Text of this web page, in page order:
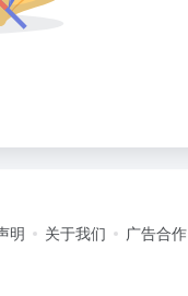
明 关于我们 广告合作